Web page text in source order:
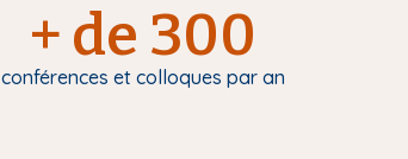
+ de 300
conférences et colloques par an